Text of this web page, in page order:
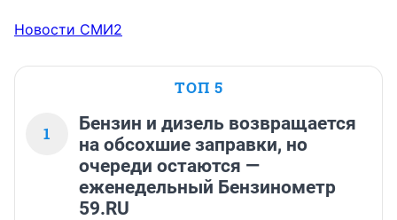
Новости СМИ2
ТОП 5
1
Бензин и дизель возвращается
на обсохшие заправки, но
очереди остаются —
еженедельный Бензинометр
59.RU